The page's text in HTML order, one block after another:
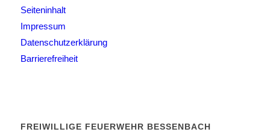
Seiteninhalt
Impressum
Datenschutzerklärung
Barrierefreiheit
FREIWILLIGE FEUERWEHR BESSENBACH